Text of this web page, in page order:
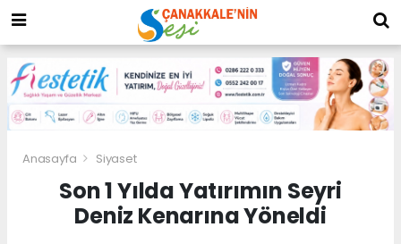
Anasayfa Siyaset
Son 1 Yılda Yatırımın Seyri
Deniz Kenarına Yöneldi